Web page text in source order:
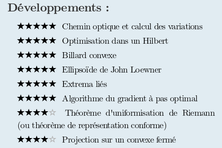
Développements :
Chemin optique et calcul des variations
Optimisation dans un Hilbert
Billard convexe
Ellipsoïde de John Loewner
Extrema liés
Algorithme du gradient à pas optimal
Théorème d'uniformisation de Riemann
(ou théorème de représentation conforme)
Projection sur un convexe fermé